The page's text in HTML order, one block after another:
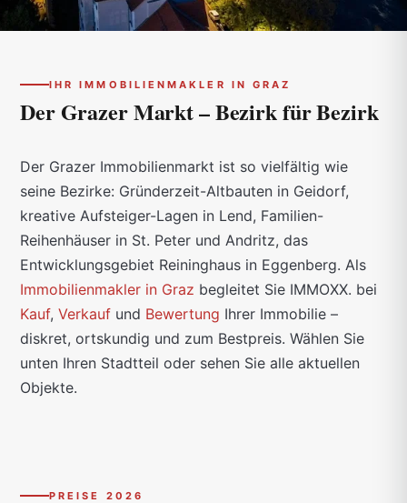
IHR IMMOBILIENMAKLER IN GRAZ
Der Grazer Markt –Bezirk für Bezirk
Der Grazer Immobilienmarkt ist so vielfältig wie
seine Bezirke: Gründerzeit-Altbauten in Geidorf,
kreative Aufsteiger-Lagen in Lend, Familien-
Reihenhäuser in St. Peter und Andritz, das
Entwicklungsgebiet Reininghaus in Eggenberg. Als
Immobilienmakler in Graz begleitet Sie IMMOXX. bei
Kauf, Verkauf und Bewertung Ihrer Immobilie –
diskret, ortskundig und zum Bestpreis. Wählen Sie
unten Ihren Stadtteil oder sehen Sie alle aktuellen
Objekte.
PREISE 2026